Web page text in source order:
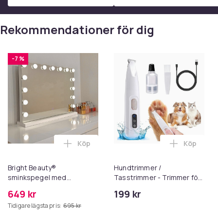
Produktsäkerhetsinformation
Rekommendationer för dig
-7 %
Bright Beauty®
sminkspegel med
Hollywoodspegel – 58×46
cm – 15 LED-lampor – 3
649 kr
Tidigare lägsta pris: 695 kr
Lägg till Bright Beauty® sminkspegel
Köp
Hundtrimmer /
Tasstrimmer - Trimmer för
199 kr
Lägg till
Köp